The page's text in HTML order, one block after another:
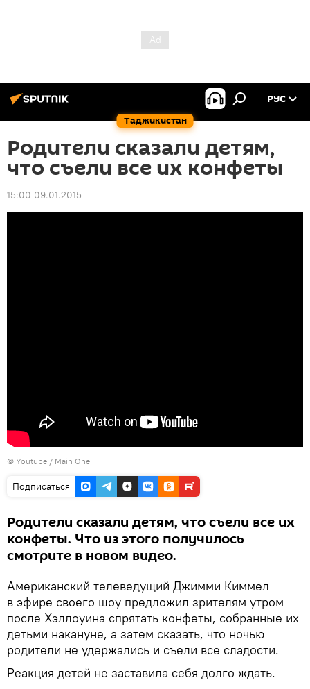
Таджикистан
РУС
Родители сказали детям,
что съели все их конфеты
15:00 09.01.2015
© Youtube / Main One
Подписаться
Родители сказали детям, что съели все их
конфеты. Что из этого получилось
смотрите в новом видео.
Американский телеведущий Джимми Киммел
в эфире своего шоу предложил зрителям утром
после Хэллоуина спрятать конфеты, собранные их
детьми накануне, а затем сказать, что ночью
родители не удержались и съели все сладости.
Реакция детей не заставила себя долго ждать.